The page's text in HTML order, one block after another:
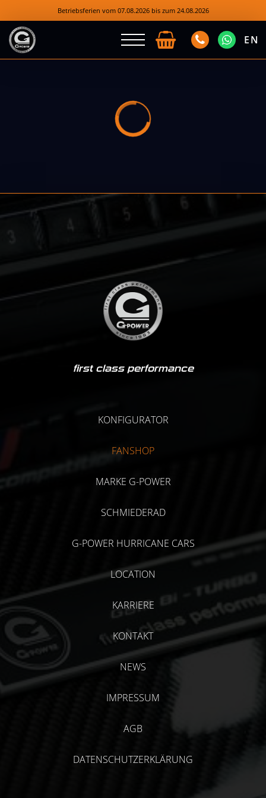
Betriebsferien vom 07.08.2026 bis zum 24.08.2026
EN
first class performance
KONFIGURATOR
FANSHOP
MARKE G-POWER
SCHMIEDERAD
G-POWER HURRICANE CARS
LOCATION
KARRIERE
KONTAKT
NEWS
IMPRESSUM
AGB
DATENSCHUTZERKLÄRUNG